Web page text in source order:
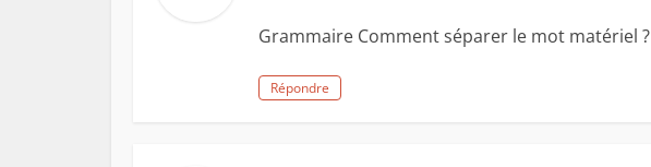
Grammaire Comment séparer le mot matériel ?
Répondre